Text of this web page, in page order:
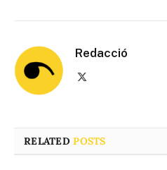
Redacció
RELATEDPOSTS